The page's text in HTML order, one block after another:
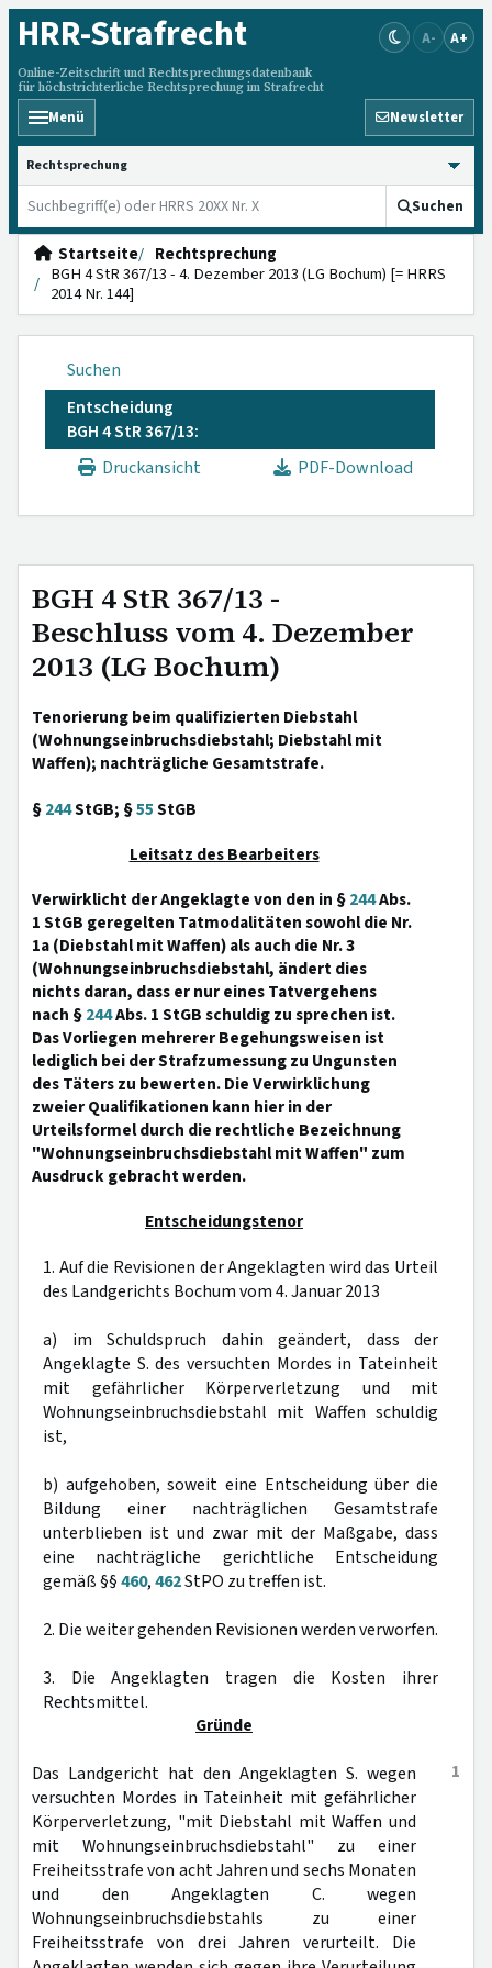
HRR-Strafrecht
Online-Zeitschrift und Rechtsprechungsdatenbank
für höchstrichterliche Rechtsprechung im Strafrecht
A- A+
Menü Newsletter
HRRS durchsuchen
Suchen
Startseite
Rechtsprechung
BGH 4 StR 367/13 - 4. Dezember 2013 (LG Bochum) [= HRRS
2014 Nr. 144]
Suchen
Entscheidung
BGH 4 StR 367/13:
Druckansicht
PDF-Download
BGH 4 StR 367/13 -
Beschluss vom 4. Dezember
2013 (LG Bochum)
Tenorierung beim qualifizierten Diebstahl
(Wohnungseinbruchsdiebstahl; Diebstahl mit
Waffen); nachträgliche Gesamtstrafe.
§244StGB; §55StGB
Leitsatz des Bearbeiters
Verwirklicht der Angeklagte von den in §244Abs.
1 StGB geregelten Tatmodalitäten sowohl die Nr.
1a (Diebstahl mit Waffen) als auch die Nr. 3
(Wohnungseinbruchsdiebstahl, ändert dies
nichts daran, dass er nur eines Tatvergehens
nach §244Abs. 1 StGB schuldig zu sprechen ist.
Das Vorliegen mehrerer Begehungsweisen ist
lediglich bei der Strafzumessung zu Ungunsten
des Täters zu bewerten. Die Verwirklichung
zweier Qualifikationen kann hier in der
Urteilsformel durch die rechtliche Bezeichnung
"Wohnungseinbruchsdiebstahl mit Waffen" zum
Ausdruck gebracht werden.
Entscheidungstenor
1. Auf die Revisionen der Angeklagten wird das Urteil
des Landgerichts Bochum vom 4. Januar 2013
a) im Schuldspruch dahin geändert, dass der
Angeklagte S. des versuchten Mordes in Tateinheit
mit gefährlicher Körperverletzung und mit
Wohnungseinbruchsdiebstahl mit Waffen schuldig
ist,
b) aufgehoben, soweit eine Entscheidung über die
Bildung einer nachträglichen Gesamtstrafe
unterblieben ist und zwar mit der Maßgabe, dass
eine nachträgliche gerichtliche Entscheidung
gemäß §§460,462StPO zu treffen ist.
2. Die weiter gehenden Revisionen werden verworfen.
3. Die Angeklagten tragen die Kosten ihrer
Rechtsmittel.
Gründe
1
Das Landgericht hat den Angeklagten S. wegen
versuchten Mordes in Tateinheit mit gefährlicher
Körperverletzung, "mit Diebstahl mit Waffen und
mit Wohnungseinbruchsdiebstahl" zu einer
Freiheitsstrafe von acht Jahren und sechs Monaten
und den Angeklagten C. wegen
Wohnungseinbruchsdiebstahls zu einer
Freiheitsstrafe von drei Jahren verurteilt. Die